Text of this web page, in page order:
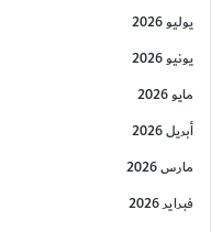
يوليو 2026
يونيو 2026
مايو 2026
أبريل 2026
مارس 2026
فبراير 2026